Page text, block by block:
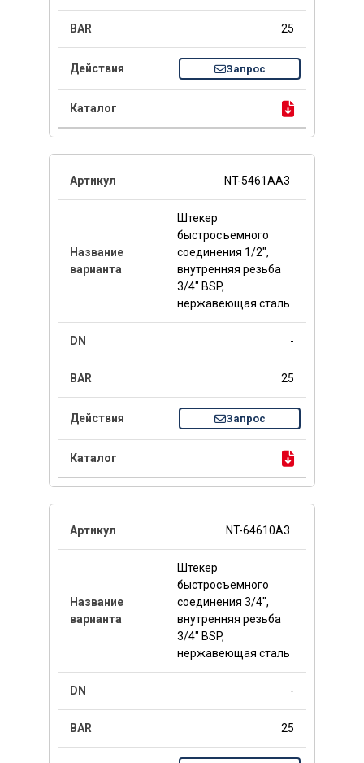
25
Запрос
NT-5461AA3
Штекер
быстросъемного
соединения 1/2",
внутренняя резьба
3/4" BSP,
нержавеющая сталь
-
25
Запрос
NT-64610A3
Штекер
быстросъемного
соединения 3/4",
внутренняя резьба
3/4" BSP,
нержавеющая сталь
-
25